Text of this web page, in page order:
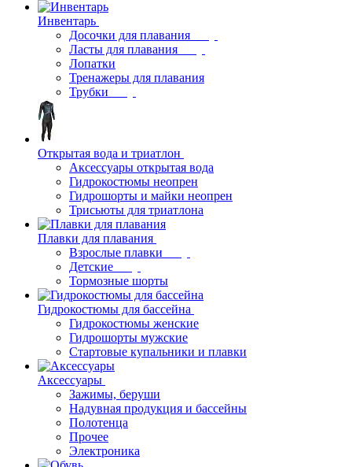
Инвентарь
Досочки для плавания
Ласты для плавания
Лопатки
Тренажеры для плавания
Трубки
Открытая вода и триатлон
Аксессуары открытая вода
Гидрокостюмы неопрен
Гидрошорты и майки неопрен
Трисьюты для триатлона
Плавки для плавания
Взрослые плавки
Детские
Тормозные шорты
Гидрокостюмы для бассейна
Гидрокостюмы женские
Гидрошорты мужские
Стартовые купальники и плавки
Аксессуары
Зажимы, беруши
Надувная продукция и бассейны
Полотенца
Прочее
Электроника